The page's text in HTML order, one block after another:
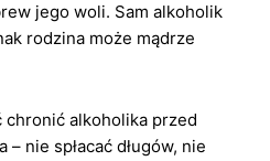
jego woli. Sam alkoholik
rodzina może mądrze
alkoholika przed
nie spłacać długów, nie